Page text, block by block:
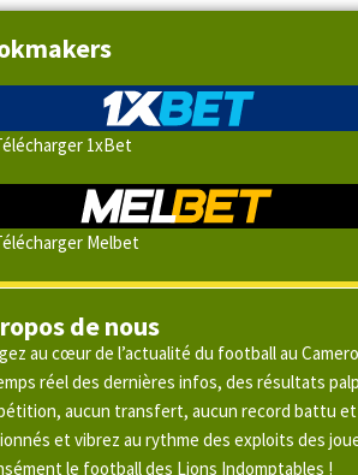
1xBet
Melbet
de nous
au cœur de l’actualité du football au
réel des dernières infos, des résultats
aucun transfert, aucun record battu
et vibrez au rythme des exploits des
le football des Lions Indomptables !